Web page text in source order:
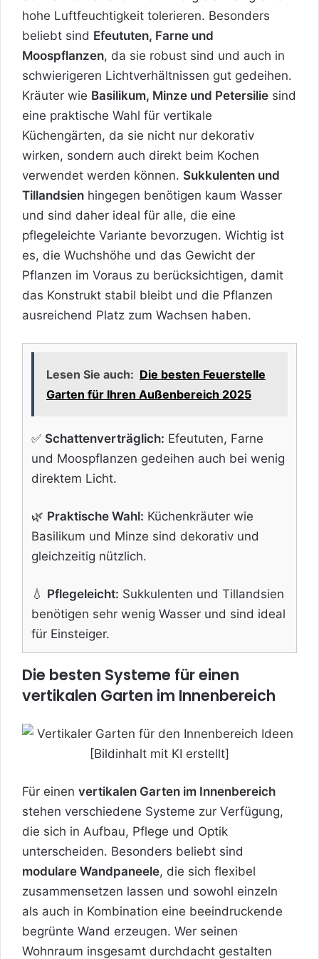
hohe Luftfeuchtigkeit tolerieren. Besonders
beliebt sind Efeututen, Farne und
Moospflanzen, da sie robust sind und auch in
schwierigeren Lichtverhältnissen gut gedeihen.
Kräuter wie Basilikum, Minze und Petersilie sind
eine praktische Wahl für vertikale
Küchengärten, da sie nicht nur dekorativ
wirken, sondern auch direkt beim Kochen
verwendet werden können. Sukkulenten und
Tillandsien hingegen benötigen kaum Wasser
und sind daher ideal für alle, die eine
pflegeleichte Variante bevorzugen. Wichtig ist
es, die Wuchshöhe und das Gewicht der
Pflanzen im Voraus zu berücksichtigen, damit
das Konstrukt stabil bleibt und die Pflanzen
ausreichend Platz zum Wachsen haben.
Lesen Sie auch: Die besten Feuerstelle
Garten für Ihren Außenbereich 2025
✅ Schattenverträglich: Efeututen, Farne
und Moospflanzen gedeihen auch bei wenig
direktem Licht.
🌿 Praktische Wahl: Küchenkräuter wie
Basilikum und Minze sind dekorativ und
gleichzeitig nützlich.
💧 Pflegeleicht: Sukkulenten und Tillandsien
benötigen sehr wenig Wasser und sind ideal
für Einsteiger.
Die besten Systeme für einen
vertikalen Garten im Innenbereich
Für einen vertikalen Garten im Innenbereich
stehen verschiedene Systeme zur Verfügung,
die sich in Aufbau, Pflege und Optik
unterscheiden. Besonders beliebt sind
modulare Wandpaneele, die sich flexibel
zusammensetzen lassen und sowohl einzeln
als auch in Kombination eine beeindruckende
begrünte Wand erzeugen. Wer seinen
Wohnraum insgesamt durchdacht gestalten